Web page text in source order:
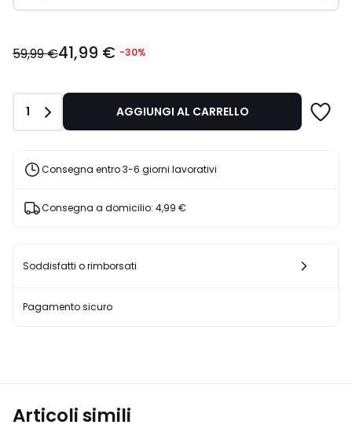
€
30%
sconto
applicato.
59,99 €41,99 € -30%
Quantità
1 AGGIUNGI AL CARRELLO
Consegna entro 3-6 giorni lavorativi
Consegna a domicilio: 4,99 €
Soddisfatti o rimborsati
Pagamento sicuro
Articoli simili